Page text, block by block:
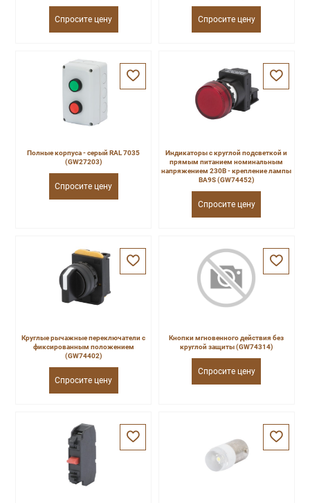
Спросите цену Спросите цену
Полные корпуса - серый RAL 7035
(GW27203)
Спросите цену
Индикаторы с круглой подсветкой и
прямым питанием номинальным
напряжением 230В - крепление лампы
ВА9S (GW74452)
Спросите цену
Круглые рычажные переключатели с
фиксированным положением
(GW74402)
Спросите цену
Кнопки мгновенного действия без
круглой защиты (GW74314)
Спросите цену